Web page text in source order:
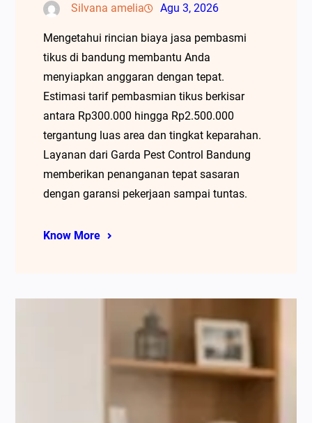
Silvana amelia Agu 3, 2026
Mengetahui rincian biaya jasa pembasmi
tikus di bandung membantu Anda
menyiapkan anggaran dengan tepat.
Estimasi tarif pembasmian tikus berkisar
antara Rp300.000 hingga Rp2.500.000
tergantung luas area dan tingkat keparahan.
Layanan dari Garda Pest Control Bandung
memberikan penanganan tepat sasaran
dengan garansi pekerjaan sampai tuntas.
Know More